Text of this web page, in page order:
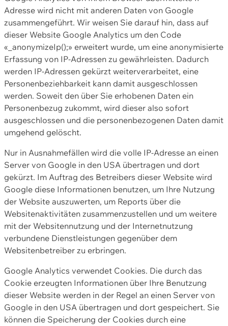
Adresse wird nicht mit anderen Daten von Google
zusammengeführt. Wir weisen Sie darauf hin, dass auf
dieser Website Google Analytics um den Code
«_anonymizeIp();» erweitert wurde, um eine anonymisierte
Erfassung von IP-Adressen zu gewährleisten. Dadurch
werden IP-Adressen gekürzt weiterverarbeitet, eine
Personenbeziehbarkeit kann damit ausgeschlossen
werden. Soweit den über Sie erhobenen Daten ein
Personenbezug zukommt, wird dieser also sofort
ausgeschlossen und die personenbezogenen Daten damit
umgehend gelöscht.
Nur in Ausnahmefällen wird die volle IP-Adresse an einen
Server von Google in den USA übertragen und dort
gekürzt. Im Auftrag des Betreibers dieser Website wird
Google diese Informationen benutzen, um Ihre Nutzung
der Website auszuwerten, um Reports über die
Websitenaktivitäten zusammenzustellen und um weitere
mit der Websitennutzung und der Internetnutzung
verbundene Dienstleistungen gegenüber dem
Websitenbetreiber zu erbringen.
Google Analytics verwendet Cookies. Die durch das
Cookie erzeugten Informationen über Ihre Benutzung
dieser Website werden in der Regel an einen Server von
Google in den USA übertragen und dort gespeichert. Sie
können die Speicherung der Cookies durch eine